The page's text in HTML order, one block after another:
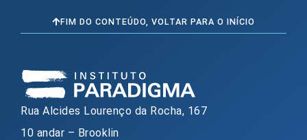
FIM DO CONTEÚDO, VOLTAR PARA O INÍCIO
Rua Alcides Lourenço da Rocha, 167
10 andar – Brooklin